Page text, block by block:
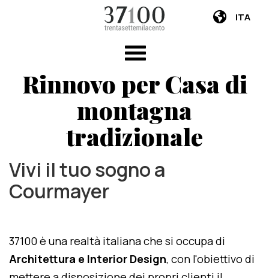
ITA
Rinnovo per Casa di
montagna
tradizionale
Vivi il tuo sogno a
Courmayer
37100 è una realtà italiana che si occupa di
Architettura e Interior Design, con l'obiettivo di